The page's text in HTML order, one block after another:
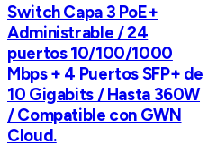
Switch Capa 3 PoE+
Administrable / 24
puertos 10/100/1000
Mbps + 4 Puertos SFP+ de
10 Gigabits / Hasta 360W
/ Compatible con GWN
Cloud.